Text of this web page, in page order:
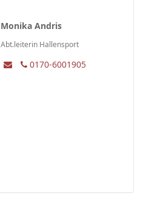
Monika Andris
Abt.leiterin Hallensport
0170-6001905